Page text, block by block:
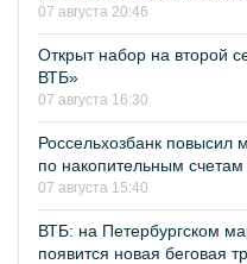
07 августа 20:46
Открыт набор на второй
ВТБ»
07 августа 16:30
Россельхозбанк повысил
по накопительным счетам
07 августа 15:40
ВТБ: на Петербургском
появится новая беговая